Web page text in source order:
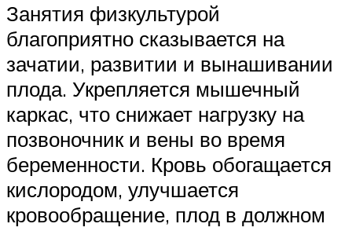
Занятия физкультурой
благоприятно сказывается на
зачатии, развитии и вынашивании
плода. Укрепляется мышечный
каркас, что снижает нагрузку на
позвоночник и вены во время
беременности. Кровь обогащается
кислородом, улучшается
кровообращение, плод в должном